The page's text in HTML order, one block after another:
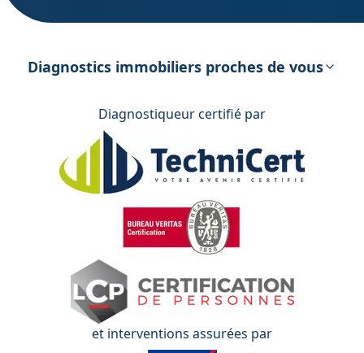
énergétique
Diagnostics immobiliers proches de vous
Diagnostiqueur certifié par
et interventions assurées par